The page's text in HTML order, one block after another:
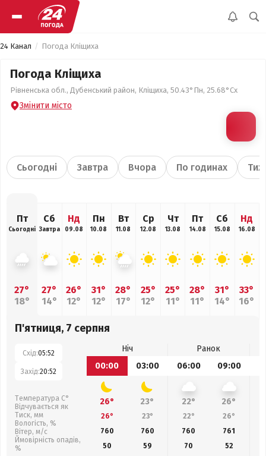
24 Канал Погода Кліщиха
Погода Кліщиха
Рівненська обл., Дубенський район, Кліщиха, 50.43°Пн, 25.68°Сх
Змінити місто
Сьогодні Завтра Вчора По годинах
Пт
Сьогодні
27°
18°
Сб
Завтра
27°
14°
Нд
09.08
26°
12°
Пн
10.08
31°
12°
Вт
11.08
28°
17°
Ср
12.08
25°
12°
Чт
13.08
25°
11°
Пт
14.08
28°
11°
Сб
15.08
31°
14°
Нд
16.08
33°
16°
П'ятниця, 7 серпня
Схід:05:52
Захід:20:52
Температура С°
Відчувається як
Тиск, мм
Вологість, %
Вітер, м/с
Ймовірність опадів,
%
Ніч
Ранок
00:00
03:00 06:00 09:00
26° 23° 22° 26°
26° 23° 22° 26°
760
760 760 761
50
59 70 52